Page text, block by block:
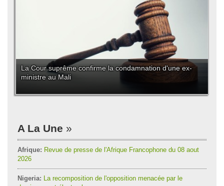
La Cour suprême confirme la condamnation d'une ex-
ministre au Mali
A La Une
Afrique: Revue de presse de l'Afrique Francophone du 08 aout
2026
Nigeria: La recomposition de l'opposition menacée par le